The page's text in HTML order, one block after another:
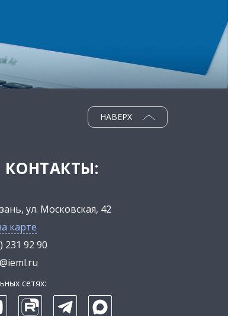
НАВЕРХ
ул. Московская, 42
карте
231 92 90
сетях: